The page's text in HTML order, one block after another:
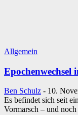
Allgemein
Epochenwechsel
Ben Schulz - 10.
Es befindet sich seit
Vormarsch – und